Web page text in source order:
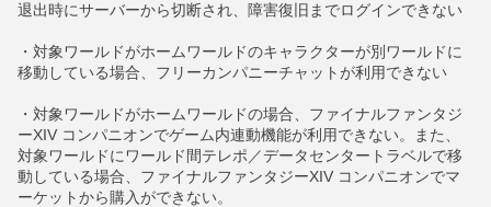
退出時にサーバーから切断され、障害復旧までログインできない
・対象ワールドがホームワールドのキャラクターが別ワールドに
移動している場合、フリーカンパニーチャットが利用できない
・対象ワールドがホームワールドの場合、ファイナルファンタジ
ーXIV コンパニオンでゲーム内連動機能が利用できない。また、
対象ワールドにワールド間テレポ／データセンタートラベルで移
動している場合、ファイナルファンタジーXIV コンパニオンでマ
ーケットから購入ができない。